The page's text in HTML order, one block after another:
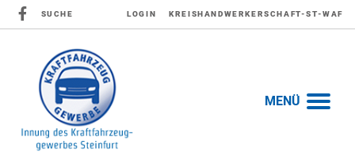
SUCHE LOGIN KREISHANDWERKERSCHAFT-ST-WAF
MENÜ